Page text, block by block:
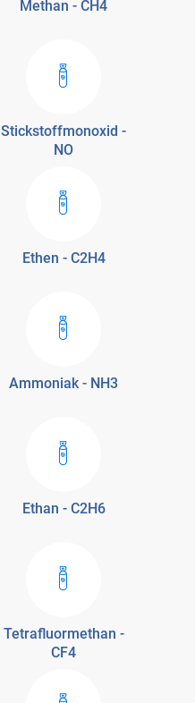
Methan - CH4
Stickstoffmonoxid -
NO
Ethen - C2H4
Ammoniak - NH3
Ethan - C2H6
Tetrafluormethan -
CF4